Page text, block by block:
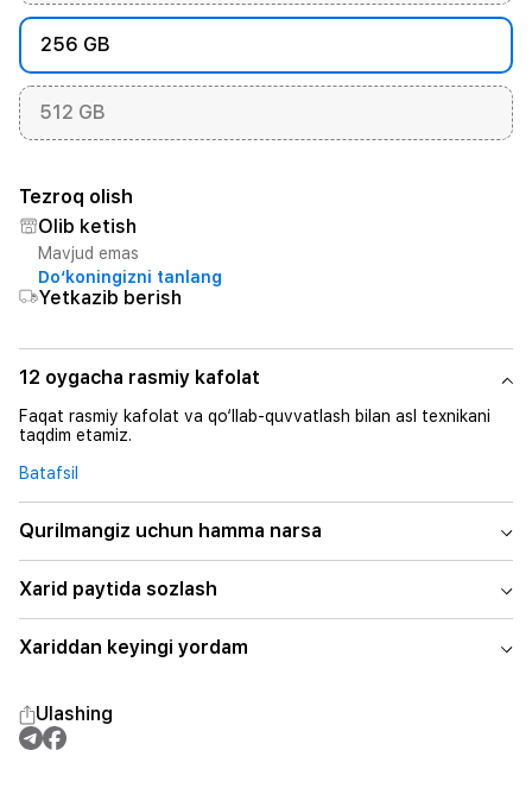
256 GB
512 GB
Tezroq olish
Olib ketish
Mavjud emas
Do‘koningizni tanlang
Yetkazib berish
12 oygacha rasmiy kafolat
Faqat rasmiy kafolat va qo‘llab-quvvatlash bilan asl texnikani
taqdim etamiz.
Batafsil
Qurilmangiz uchun hamma narsa
Xarid paytida sozlash
Xariddan keyingi yordam
Ulashing